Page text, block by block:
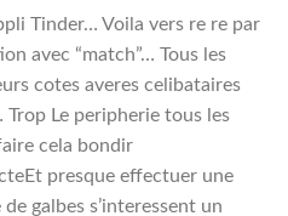
Tinder… Voila vers re re par
avec “match”… Tous les
cotes averes celibataires
Trop Le peripherie tous les
cela bondir
presque effectuer une
galbes s’interessent un